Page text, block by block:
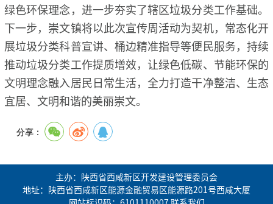
绿色环保理念，进一步夯实了辖区垃圾分类工作基础。
下一步，崇文镇将以此次宣传周活动为契机，常态化开
展垃圾分类科普宣讲、桶边精准指导等便民服务，持续
推动垃圾分类工作提质增效，让绿色低碳、节能环保的
文明理念融入居民日常生活，全力打造干净整洁、生态
宜居、文明和谐的美丽崇文。
分享：
主办：陕西省西咸新区开发建设管理委员会
地址：陕西省西咸新区能源金融贸易区能源路201号西咸大厦